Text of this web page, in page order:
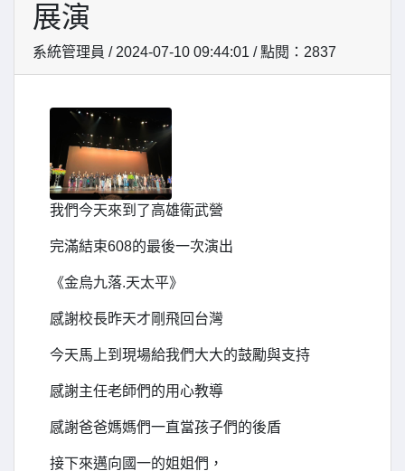
展演
系統管理員 / 2024-07-10 09:44:01 / 點閱：2837
我們今天來到了高雄衛武營
完滿結束608的最後一次演出
《金烏九落.天太平》
感謝校長昨天才剛飛回台灣
今天馬上到現場給我們大大的鼓勵與支持
感謝主任老師們的用心教導
感謝爸爸媽媽們一直當孩子們的後盾
接下來邁向國一的姐姐們，